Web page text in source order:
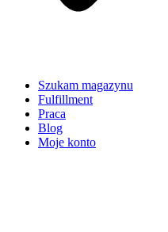
Szukam magazynu
Fulfillment
Praca
Blog
Moje konto